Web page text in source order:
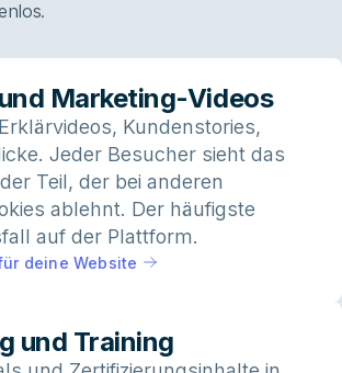
Marketing-Videos
Kundenstories,
Jeder Besucher sieht das
Teil, der bei anderen
ablehnt. Der häufigste
auf der Plattform.
deine Website
und Training